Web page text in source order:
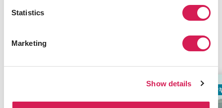
Statistics
Marketing
Show details
연관된 프로그램